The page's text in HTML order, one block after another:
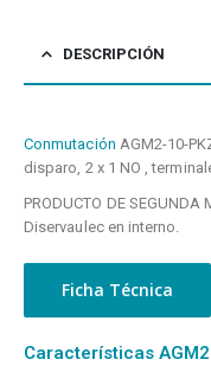
DESCRIPCIÓN
Conmutación AGM2-10-
disparo, 2 x 1 NO ,
PRODUCTO DE
Diservaulec en interno.
Ficha Técnica
Características